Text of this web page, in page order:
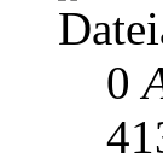
0